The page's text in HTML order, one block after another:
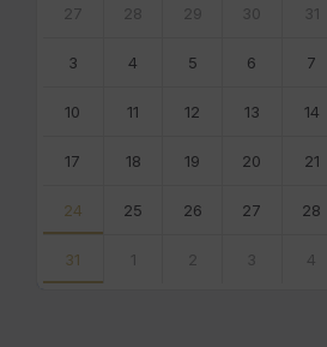
calendar
27 28 29 30 31
3 4 5 6 7
10 11 12 13 14
17 18 19 20 21
24 25 26 27 28
31 1 2 3 4